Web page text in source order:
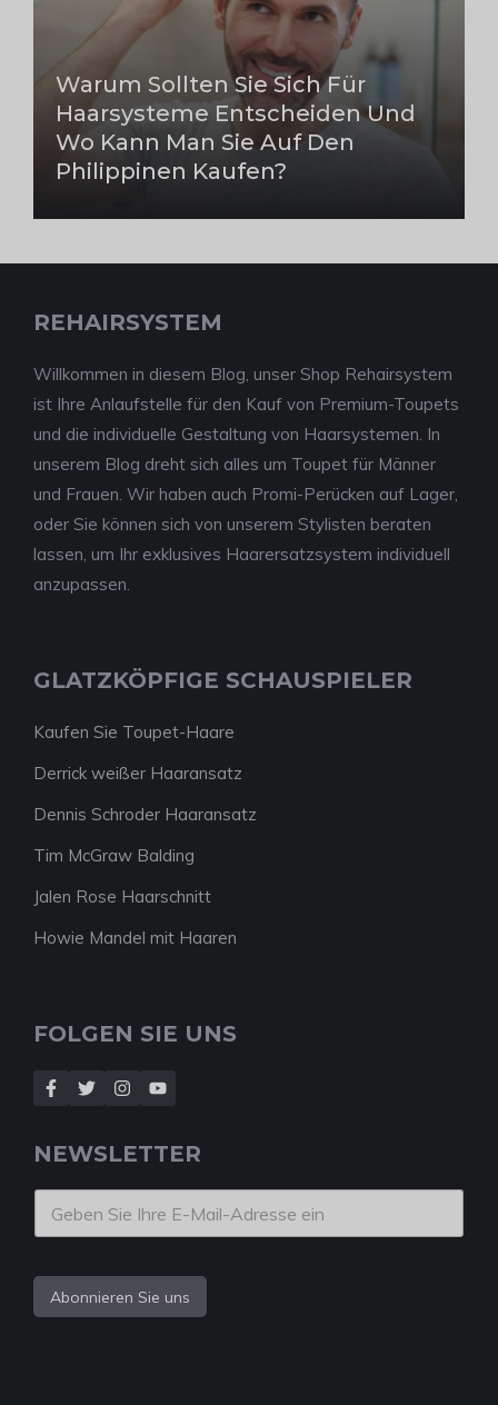
Warum Sollten Sie Sich Für
Haarsysteme Entscheiden Und
Wo Kann Man Sie Auf Den
Philippinen Kaufen?
REHAIRSYSTEM
Willkommen in diesem Blog, unser Shop Rehairsystem
ist Ihre Anlaufstelle für den Kauf von Premium-Toupets
und die individuelle Gestaltung von Haarsystemen. In
unserem Blog dreht sich alles um Toupet für Männer
und Frauen. Wir haben auch Promi-Perücken auf Lager,
oder Sie können sich von unserem Stylisten beraten
lassen, um Ihr exklusives Haarersatzsystem individuell
anzupassen.
GLATZKÖPFIGE SCHAUSPIELER
Kaufen Sie Toupet-Haare
Derrick weißer Haaransatz
Dennis Schroder Haaransatz
Tim McGraw Balding
Jalen Rose Haarschnitt
Howie Mandel mit Haaren
FOLGEN SIE UNS
NEWSLETTER
Abonnieren Sie uns